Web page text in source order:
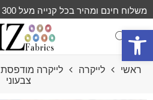
פתח סרגל נגישות
משלוח חינם ומהיר בכל קנייה מעל 300 ₪
ראשי לייקרה לייקרה מודפסת
צבעוני